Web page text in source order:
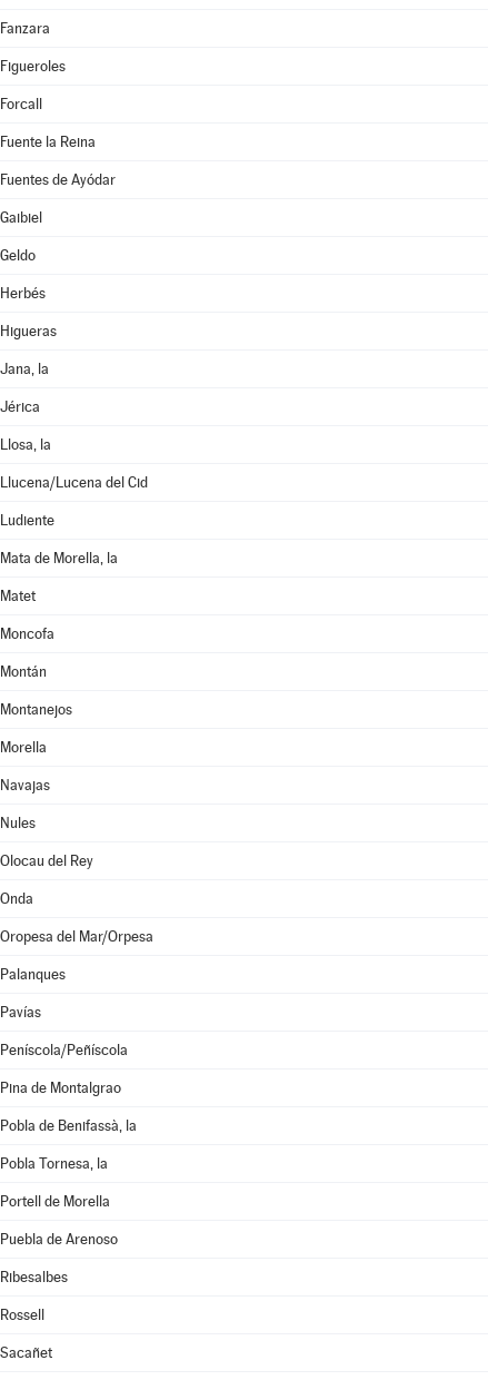
Fanzara
Figueroles
Forcall
Fuente la Reina
Fuentes de Ayódar
Gaibiel
Geldo
Herbés
Higueras
Jana, la
Jérica
Llosa, la
Llucena/Lucena del Cid
Ludiente
Mata de Morella, la
Matet
Moncofa
Montán
Montanejos
Morella
Navajas
Nules
Olocau del Rey
Onda
Oropesa del Mar/Orpesa
Palanques
Pavías
Peníscola/Peñíscola
Pina de Montalgrao
Pobla de Benifassà, la
Pobla Tornesa, la
Portell de Morella
Puebla de Arenoso
Ribesalbes
Rossell
Sacañet